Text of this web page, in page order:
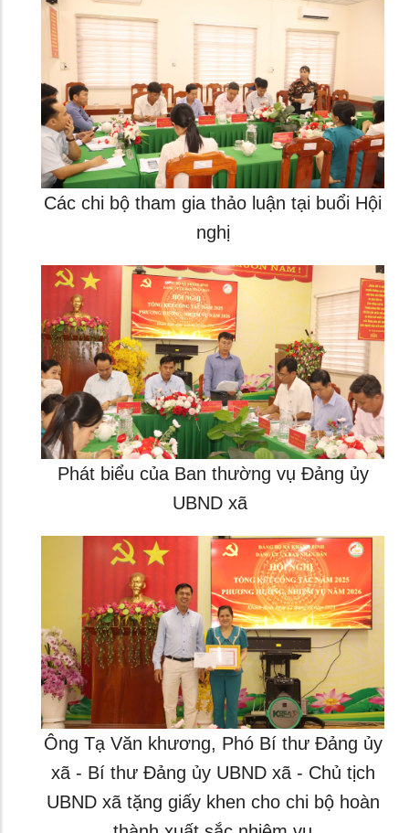
Các chi bộ tham gia thảo luận tại buổi Hội
nghị
Phát biểu của Ban thường vụ Đảng ủy
UBND xã
Ông Tạ Văn khương, Phó Bí thư Đảng ủy
xã - Bí thư Đảng ủy UBND xã - Chủ tịch
UBND xã tặng giấy khen cho chi bộ hoàn